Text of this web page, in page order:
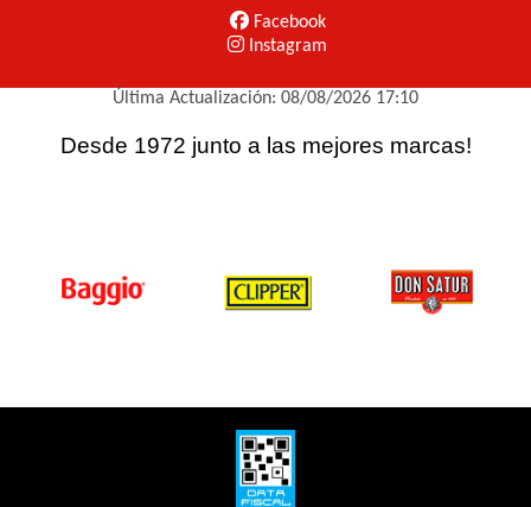
Facebook
Instagram
Última Actualización: 08/08/2026 17:10
Desde 1972 junto a las mejores marcas!